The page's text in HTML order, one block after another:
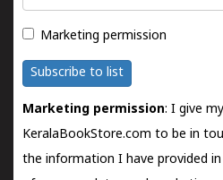
Marketing permission
Subscribe to list
Marketing permission: I give
KeralaBookStore.com to be in
the information I have provided